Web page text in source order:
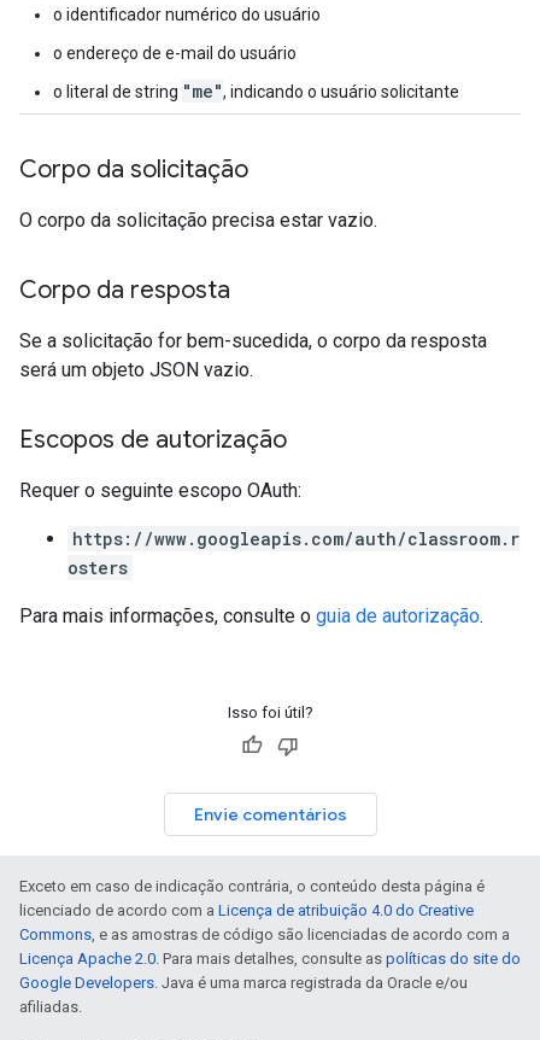
o identificador numérico do usuário
o endereço de e-mail do usuário
o literal de string "me", indicando o usuário solicitante
Corpo da solicitação
O corpo da solicitação precisa estar vazio.
Corpo da resposta
Se a solicitação for bem-sucedida, o corpo da resposta
será um objeto JSON vazio.
Escopos de autorização
Requer o seguinte escopo OAuth:
https://www.googleapis.com/auth/classroom.r
osters
Para mais informações, consulte o guia de autorização.
Isso foi útil?
Envie comentários
Exceto em caso de indicação contrária, o conteúdo desta página é
licenciado de acordo com a Licença de atribuição 4.0 do Creative
Commons, e as amostras de código são licenciadas de acordo com a
Licença Apache 2.0. Para mais detalhes, consulte as políticas do site do
Google Developers. Java é uma marca registrada da Oracle e/ou
afiliadas.